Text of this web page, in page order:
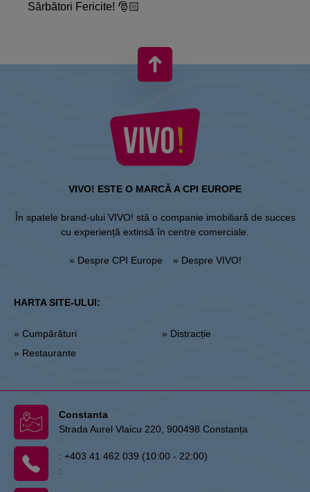
Sărbători Fericite! 🎅🏻
VIVO! ESTE O MARCĂ A CPI EUROPE
În spatele brand-ului VIVO! stă o companie imobiliară de succes
cu experiență extinsă în centre comerciale.
» Despre CPI Europe » Despre VIVO!
HARTA SITE-ULUI:
» Cumpărături
» Restaurante
» Distracție
Constanta
Strada Aurel Vlaicu 220, 900498 Constanța
: +403 41 462 039 (10:00 - 22:00)
: